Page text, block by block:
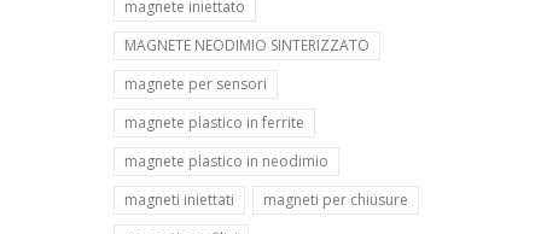
magnete iniettato
MAGNETE NEODIMIO SINTERIZZATO
magnete per sensori
magnete plastico in ferrite
magnete plastico in neodimio
magneti iniettati
magneti per chiusure